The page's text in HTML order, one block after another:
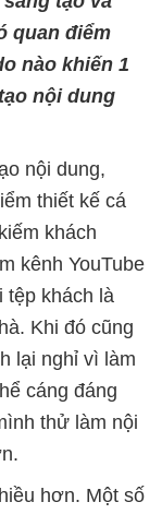
quan điểm
nào khiến 1
nội dung
nội dung,
thiết kế cá
khách
kênh YouTube
tệp khách là
Khi đó cũng
lại nghỉ vì làm
cáng đáng
thử làm nội
hơn. Một số